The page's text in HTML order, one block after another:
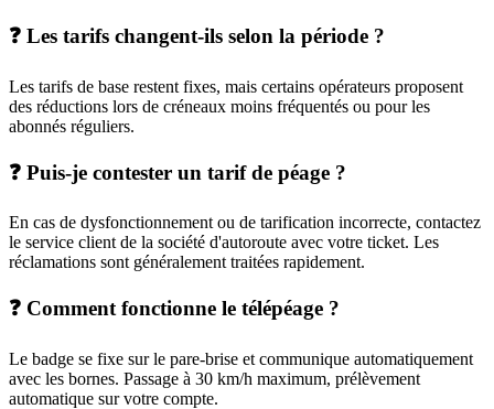
❓ Les tarifs changent-ils selon la période ?
Les tarifs de base restent fixes, mais certains opérateurs proposent
des réductions lors de créneaux moins fréquentés ou pour les
abonnés réguliers.
❓ Puis-je contester un tarif de péage ?
En cas de dysfonctionnement ou de tarification incorrecte, contactez
le service client de la société d'autoroute avec votre ticket. Les
réclamations sont généralement traitées rapidement.
❓ Comment fonctionne le télépéage ?
Le badge se fixe sur le pare-brise et communique automatiquement
avec les bornes. Passage à 30 km/h maximum, prélèvement
automatique sur votre compte.